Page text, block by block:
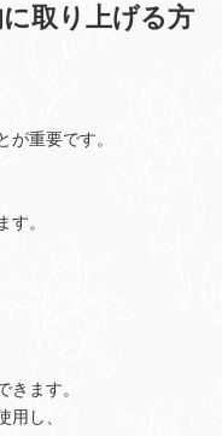
取り上げる方
が重要です。
す。
きます。
用し、